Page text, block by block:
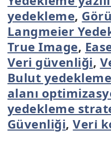
yedekleme,
Langmeier
True Image,
Veri güvenliği,
Bulut yedekleme
alanı
yedekleme
Güvenliği,Veri̇